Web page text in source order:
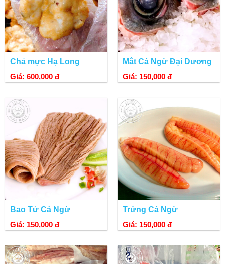
Chả mực Hạ Long
Giá: 600,000 đ
Mắt Cá Ngừ Đại Dương
Giá: 150,000 đ
Bao Tử Cá Ngừ
Giá: 150,000 đ
Trứng Cá Ngừ
Giá: 150,000 đ